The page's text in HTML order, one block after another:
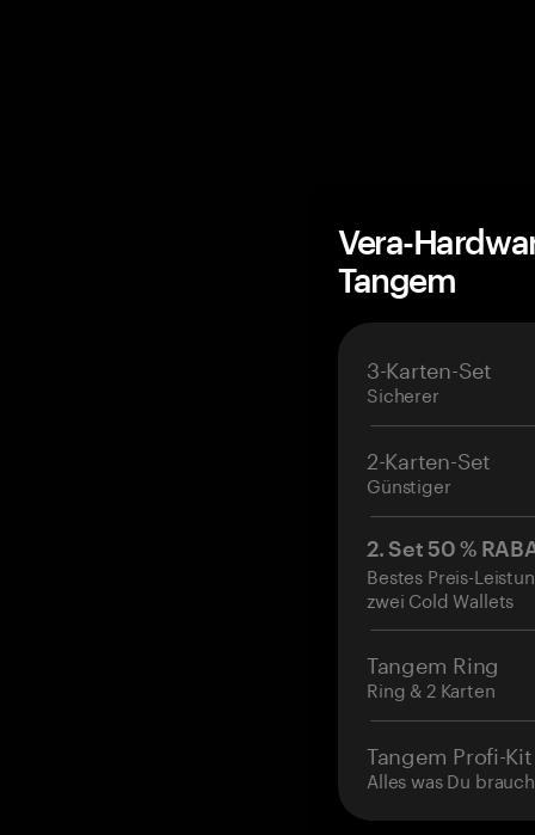
Vera-
Tangem
3-Karten-Set
Sicherer
2-Karten-Set
Günstiger
2. Set 50 %
Bestes Preis-
zwei Cold Wallets
Tangem Ring
Ring & 2 Karten
Tangem Profi-Kit
Alles was Du